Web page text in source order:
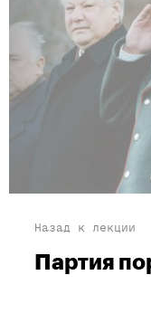
Назад к лекции
Партия